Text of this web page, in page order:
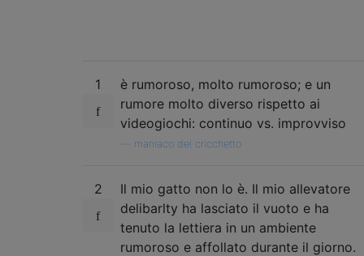
1
è rumoroso, molto rumoroso; e un
rumore molto diverso rispetto ai
videogiochi: continuo vs. improvviso
maniaco del cricchetto
2
Il mio gatto non lo è. Il mio allevatore
delibarlty ha lasciato il vuoto e ha
tenuto la lettiera in un ambiente
rumoroso e affollato durante il giorno.